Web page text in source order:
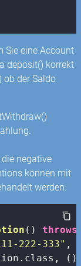
Sie eine Account
deposit() korrekt
ob der Saldo
negative
können mit
werden:
() throws
222-333" ,
()